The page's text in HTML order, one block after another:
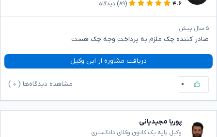
۴.۶
(۸۹) دیدگاه
۵ سال پیش
صادر کننده چک ملزم به پرداخت وجه چک هست
دریافت مشاوره از این وکیل
۰ مشاهده دیدگاه‌ها ( ۰
پوریا مجیدیانی
وکیل پایه یک کانون وکلای دادگستری